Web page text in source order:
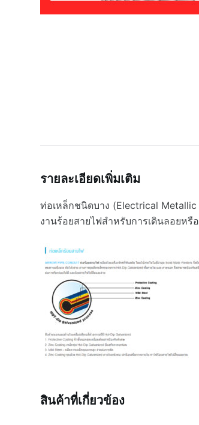
รายละเอียดเพิ่มเติม
ท่อเหล็กชนิดบาง (Electrical
งานร้อยสายไฟสำหรับการเดินลอยห
สินค้าที่เกี่ยวข้อง